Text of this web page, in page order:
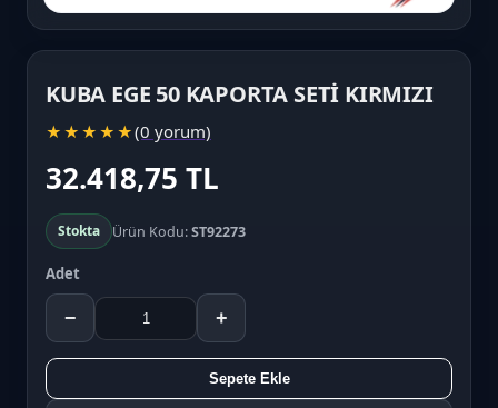
KUBA EGE 50 KAPORTA SETİ KIRMIZI
★ ★ ★ ★ ★(0 yorum)
32.418,75 TL
Stokta Ürün Kodu:ST92273
Adet
− +
Sepete Ekle